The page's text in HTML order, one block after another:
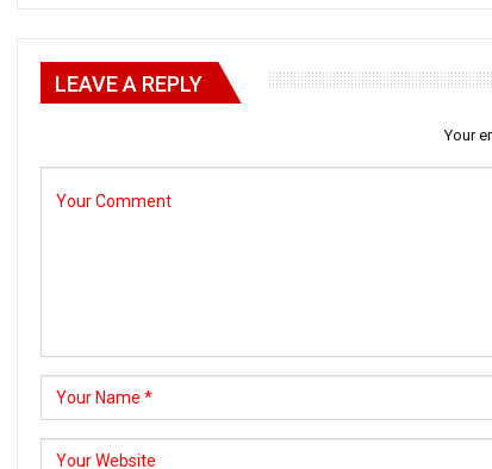
LEAVE A REPLY
Your